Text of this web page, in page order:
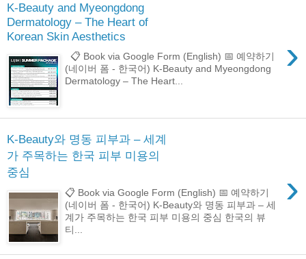
K-Beauty and Myeongdong
Dermatology – The Heart of
Korean Skin Aesthetics
›
📋 Book via Google Form (English) 📅 예약하기
(네이버 폼 - 한국어) K-Beauty and Myeongdong
Dermatology – The Heart...
K-Beauty와 명동 피부과 – 세계
가 주목하는 한국 피부 미용의
중심
›
📋 Book via Google Form (English) 📅 예약하기
(네이버 폼 - 한국어) K-Beauty와 명동 피부과 – 세
계가 주목하는 한국 피부 미용의 중심 한국의 뷰
티...